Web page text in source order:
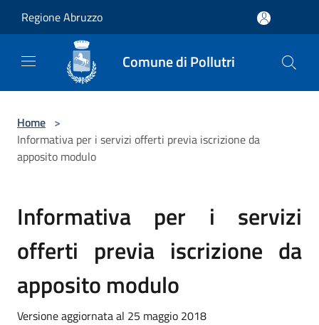
Regione Abruzzo
Comune di Pollutri
Home >
Informativa per i servizi offerti previa iscrizione da
apposito modulo
Informativa per i servizi
offerti previa iscrizione da
apposito modulo
Versione aggiornata al 25 maggio 2018